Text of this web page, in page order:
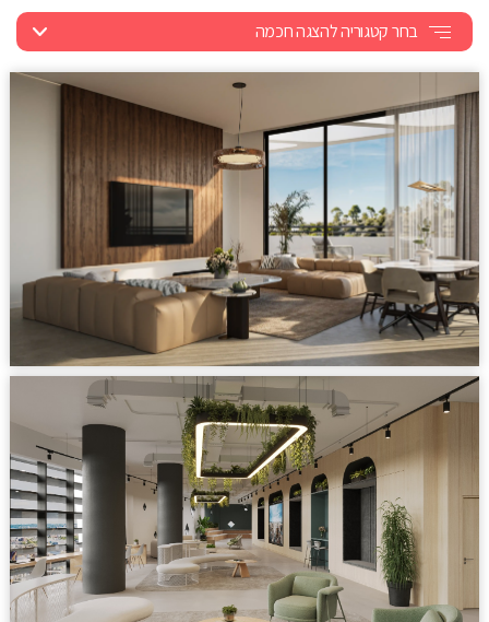
אלו ועוד הופכים אותנו לשותף האידיאלי ליישום טכנולוגיה ייחודית זו.